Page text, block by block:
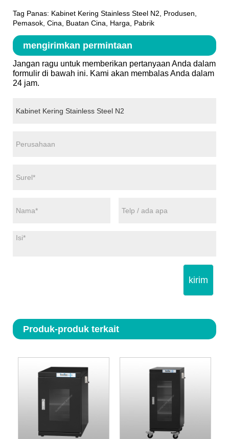
Tag Panas: Kabinet Kering Stainless Steel N2, Produsen,
Pemasok, Cina, Buatan Cina, Harga, Pabrik
mengirimkan permintaan
Jangan ragu untuk memberikan pertanyaan Anda dalam
formulir di bawah ini. Kami akan membalas Anda dalam
24 jam.
kirim
Produk-produk terkait